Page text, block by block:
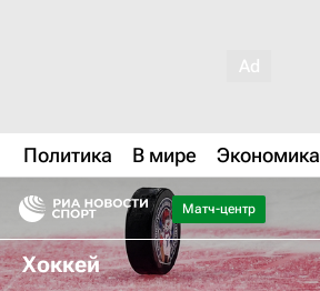
Политика В мире Экономика
Матч-центр
Хоккей